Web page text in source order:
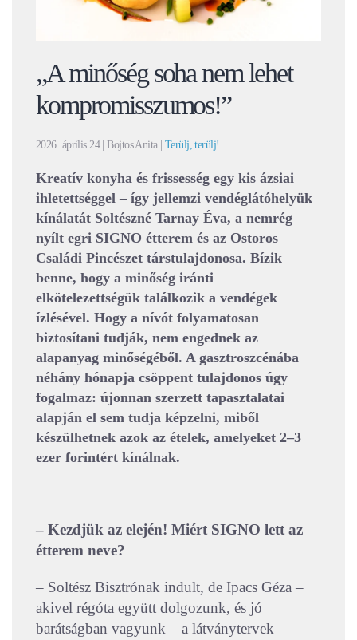
„A minőség soha nem lehet
kompromisszumos!”
2026. április 24| Bojtos Anita | Terülj, terülj!
Kreatív konyha és frissesség egy kis ázsiai
ihletettséggel – így jellemzi vendéglátóhelyük
kínálatát Soltészné Tarnay Éva, a nemrég
nyílt egri SIGNO étterem és az Ostoros
Családi Pincészet társtulajdonosa. Bízik
benne, hogy a minőség iránti
elkötelezettségük találkozik a vendégek
ízlésével. Hogy a nívót folyamatosan
biztosítani tudják, nem engednek az
alapanyag minőségéből. A gasztroszcénába
néhány hónapja csöppent tulajdonos úgy
fogalmaz: újonnan szerzett tapasztalatai
alapján el sem tudja képzelni, miből
készülhetnek azok az ételek, amelyeket 2–3
ezer forintért kínálnak.
– Kezdjük az elején! Miért SIGNO lett az
étterem neve?
– Soltész Bisztrónak indult, de Ipacs Géza –
akivel régóta együtt dolgozunk, és jó
barátságban vagyunk – a látványtervek